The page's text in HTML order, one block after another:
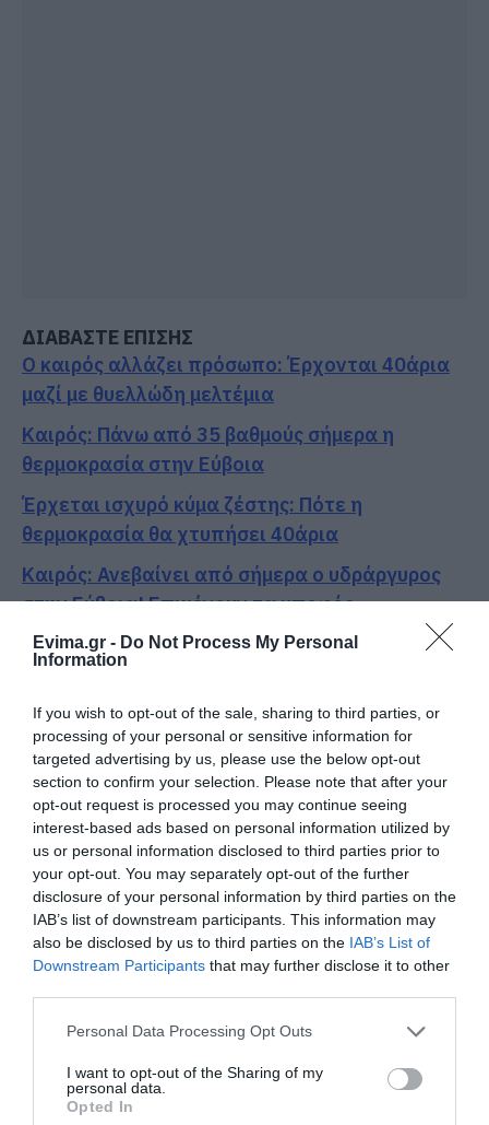
Evima.gr - Do Not Process My Personal
Information
If you wish to opt-out of the sale, sharing to third parties, or
processing of your personal or sensitive information for
targeted advertising by us, please use the below opt-out
section to confirm your selection. Please note that after your
opt-out request is processed you may continue seeing
interest-based ads based on personal information utilized by
us or personal information disclosed to third parties prior to
your opt-out. You may separately opt-out of the further
disclosure of your personal information by third parties on the
IAB’s list of downstream participants. This information may
also be disclosed by us to third parties on the IAB’s List of
Downstream Participants that may further disclose it to other
Please note that this website/app uses one or more Google
not limited to your visit or usage behaviour. You may click to
grant or deny consent to Google and its third-party tags to
use your data for below specified purposes in below Google
Personal Data Processing Opt Outs
I want to opt-out of the Sharing of my
personal data.
Opted In
ΔΙΑΒΑΣΤΕ ΕΠΙΣΗΣ
Ο καιρός αλλάζει πρόσωπο: Έρχονται 40άρια
μαζί με θυελλώδη μελτέμια
Καιρός: Πάνω από 35 βαθμούς σήμερα η
θερμοκρασία στην Εύβοια
Έρχεται ισχυρό κύμα ζέστης: Πότε η
θερμοκρασία θα χτυπήσει 40άρια
Καιρός: Ανεβαίνει από σήμερα ο υδράργυρος
στην Εύβοια! Επιμένουν τα μποφόρ
Ακολουθήστε το evima.gr στο
Διαβάστε όλες τιςειδήσεις για την Εύβοια
Διαβάστε όλες τις τελευταίες ειδήσειςγια την
Ελλάδακαι τονΚόσμοστοevima.gr
TAGS: #KAIROS
#ΚΑΙΡΟΣ #ΕΚΤΑΚΤΟ #ΕΜΥ #ΕΙΔΗΣΕΙΣ #ΝΕΑ #ΕΥΒΟΙΑ
ΑΝΟΔΟΣ ΘΕΡΜΟΚΡΑΣΙΑΣ
ΕΙΔΗΣΕΙΣ ΕΥΒΟΙΑ
ΕΜΥ
ΕΥΒΟΙΑ ΝΕΑ
ΡΟΗ ΕΙΔΗΣΕΩΝ
Πλημμύρισε με κόσμο η Φαράκλα
08.08.2026 | 00:59